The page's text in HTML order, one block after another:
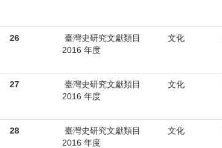
26
臺灣史研究文獻類目
2016 年度
文化
27
臺灣史研究文獻類目
2016 年度
文化
28
臺灣史研究文獻類目
2016 年度
文化